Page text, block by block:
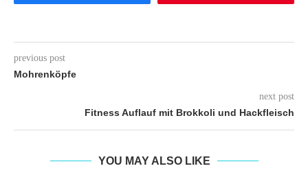
previous post
Mohrenköpfe
next post
Fitness Auflauf mit Brokkoli und Hackfleisch
YOU MAY ALSO LIKE